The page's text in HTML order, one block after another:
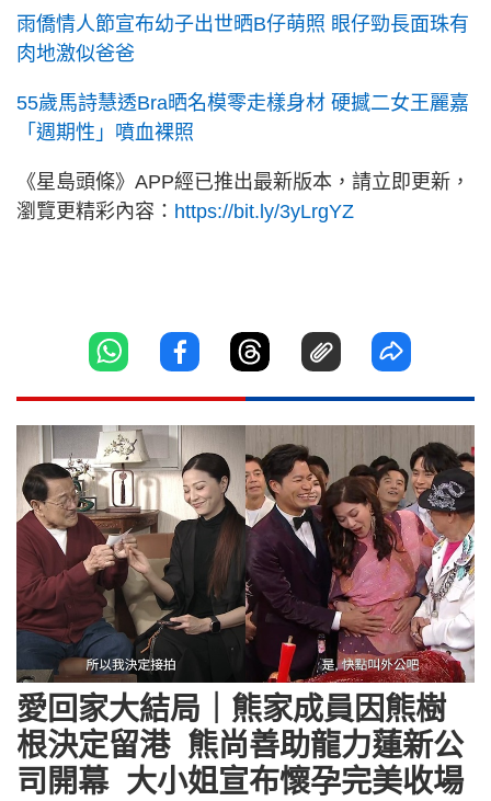
雨僑情人節宣布幼子出世晒B仔萌照 眼仔勁長面珠有
肉地激似爸爸
55歲馬詩慧透Bra晒名模零走樣身材 硬撼二女王麗嘉
「週期性」噴血裸照
《星島頭條》APP經已推出最新版本，請立即更新，
瀏覽更精彩內容： https://bit.ly/3yLrgYZ
愛回家大結局｜熊家成員因熊樹
根決定留港 熊尚善助龍力蓮新公
司開幕 大小姐宣布懷孕完美收場